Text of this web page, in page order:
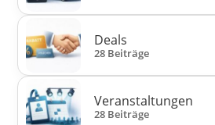
Deals
28 Beiträge
Veranstaltungen
28 Beiträge